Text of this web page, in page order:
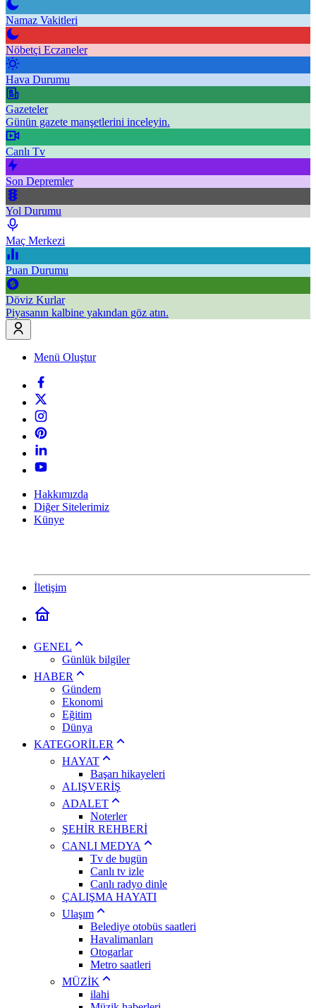
Namaz Vakitleri
Nöbetçi Eczaneler
Hava Durumu
Gazeteler
Günün gazete manşetlerini inceleyin.
Canlı Tv
Son Depremler
Yol Durumu
Maç Merkezi
Puan Durumu
Döviz Kurlar
Piyasanın kalbine yakından göz atın.
Menü Oluştur
Hakkımızda
Diğer Sitelerimiz
Künye
İletişim
GENEL
Günlük bilgiler
HABER
Gündem
Ekonomi
Eğitim
Dünya
KATEGORİLER
HAYAT
Başarı hikayeleri
ALIŞVERİŞ
ADALET
Noterler
ŞEHİR REHBERİ
CANLI MEDYA
Tv de bugün
Canlı tv izle
Canlı radyo dinle
ÇALIŞMA HAYATI
Ulaşım
Belediye otobüs saatleri
Havalimanları
Otogarlar
Metro saatleri
MÜZİK
ilahi